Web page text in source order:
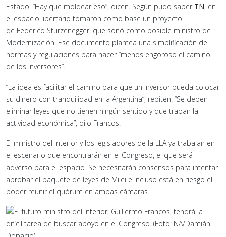
Estado. “Hay que moldear eso”, dicen. Según pudo saber TN, en
el espacio libertario tomaron como base un proyecto
de Federico Sturzenegger, que sonó como posible ministro de
Modernización. Ese documento plantea una simplificación de
normas y regulaciones para hacer “menos engoroso el camino
de los inversores”.
“La idea es facilitar el camino para que un inversor pueda colocar
su dinero con tranquilidad en la Argentina”, repiten. “Se deben
eliminar leyes que no tienen ningún sentido y que traban la
actividad económica”, dijo Francos.
El ministro del Interior y los legisladores de la LLA ya trabajan en
el escenario que encontrarán en el Congreso, el que será
adverso para el espacio. Se necesitarán consensos para intentar
aprobar el paquete de leyes de Milei e incluso está en riesgo el
poder reunir el quórum en ambas cámaras.